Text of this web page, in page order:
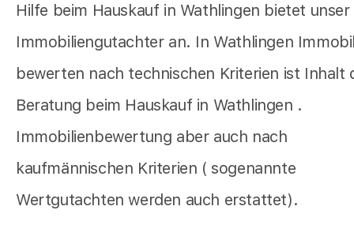
Hilfe beim Hauskauf in Wathlingen bietet unser
Immobiliengutachter an. In Wathlingen
bewerten nach technischen Kriterien ist Inhalt
Beratung beim Hauskauf in Wathlingen .
Immobilienbewertung aber auch nach
kaufmännischen Kriterien ( sogenannte
Wertgutachten werden auch erstattet).